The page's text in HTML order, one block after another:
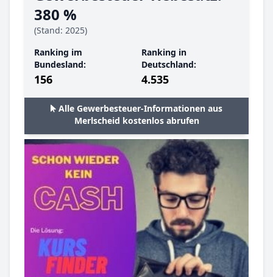
380 %
(Stand: 2025)
Ranking im
Bundesland:
156
Ranking in
Deutschland:
4.535
Alle Gewerbesteuer-Informationen aus
Merlscheid kostenlos abrufen